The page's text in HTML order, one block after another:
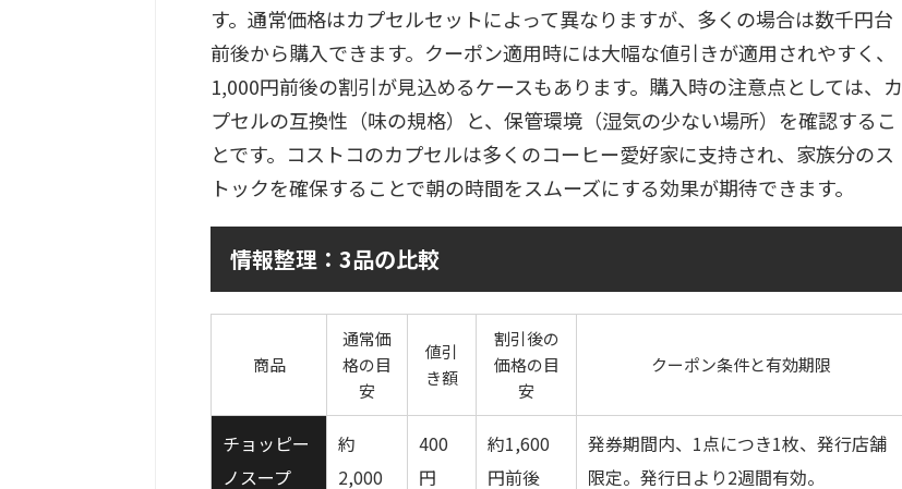
す。通常価格はカプセルセットによって異なりますが、多くの場合は数千円台
前後から購入できます。クーポン適用時には大幅な値引きが適用されやすく、
1,000円前後の割引が見込めるケースもあります。購入時の注意点としては、カ
プセルの互換性（味の規格）と、保管環境（湿気の少ない場所）を確認するこ
とです。コストコのカプセルは多くのコーヒー愛好家に支持され、家族分のス
トックを確保することで朝の時間をスムーズにする効果が期待できます。
情報整理：3品の比較
商品
通常価
格の目
安
値引
き額
割引後の
価格の目
安
クーポン条件と有効期限
チョッピー
ノスープ
約
2,000
400
円
約1,600
円前後
発券期間内、1点につき1枚、発行店舗
限定。発行日より2週間有効。